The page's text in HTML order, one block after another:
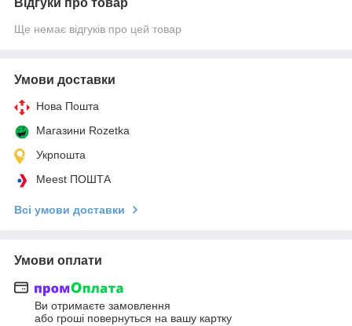
Ще немає відгуків про цей товар
Умови доставки
Нова Пошта
Магазини Rozetka
Укрпошта
Meest ПОШТА
Всі умови доставки
Умови оплати
Ви отримаєте замовлення
або гроші повернуться на вашу картку